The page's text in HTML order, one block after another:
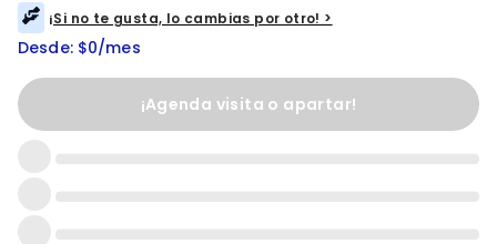
¡Si no te gusta, lo cambias por otro! >
Desde: $0/mes
¡Agenda visita o apartar!